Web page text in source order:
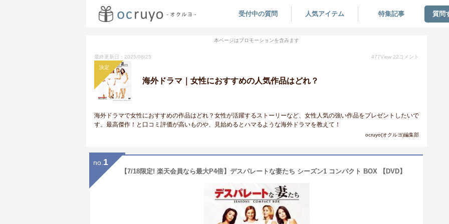
受付中の質問 人気アイテム 特集記事 質問
本ページはプロモーションを含みます
最終更新日：2025/08/25 477View 22 コメント
決定
海外ドラマ｜女性におすすめの人気作品はどれ？
海外ドラマで女性におすすめの作品はどれ？女性が活躍するストーリーなど、女性人気の強い作品をプレゼントしたいで
す。最高傑作！と口コミ評価が高いものや、見始めるとハマるような海外ドラマを教えて！
ocruyo(オクルヨ)編集部
no. 1
【7/18限定! 楽天会員なら最大P4倍】デスパレートな妻たち シーズン1 コンパクト BOX 【DVD】